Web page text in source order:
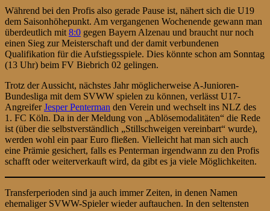
Während bei den Profis also gerade Pause ist, nähert sich die U19
dem Saisonhöhepunkt. Am vergangenen Wochenende gewann man
überdeutlich mit 8:0 gegen Bayern Alzenau und braucht nur noch
einen Sieg zur Meisterschaft und der damit verbundenen
Qualifikation für die Aufstiegsspiele. Dies könnte schon am Sonntag
(13 Uhr) beim FV Biebrich 02 gelingen.
Trotz der Aussicht, nächstes Jahr möglicherweise A-Junioren-
Bundesliga mit dem SVWW spielen zu können, verlässt U17-
AngreiferJesper Penterman den Verein und wechselt ins NLZ des
1. FC Köln. Da in der Meldung von „Ablösemodalitäten“ die Rede
ist (über die selbstverständlich „Stillschweigen vereinbart“ wurde),
werden wohl ein paar Euro fließen. Vielleicht hat man sich auch
eine Prämie gesichert, falls es Penterman irgendwann zu den Profis
schafft oder weiterverkauft wird, da gibt es ja viele Möglichkeiten.
Transferperioden sind ja auch immer Zeiten, in denen Namen
ehemaliger SVWW-Spieler wieder auftauchen. In den seltensten